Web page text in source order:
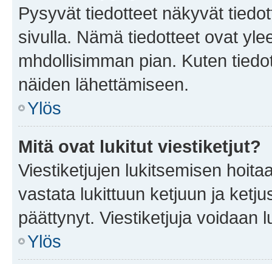
Pysyvät tiedotteet näkyvät
sivulla. Nämä tiedotteet ovat
mhdollisimman pian. Kuten
näiden lähettämiseen.
Ylös
Mitä ovat lukitut viestiketjut?
Viestiketjujen lukitsemisen
vastata lukittuun ketjuun ja
päättynyt. Viestiketjuja voidaan
Ylös